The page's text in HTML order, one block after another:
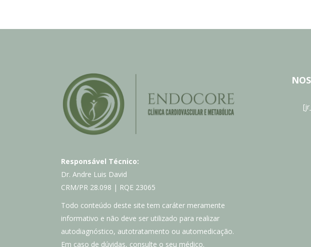
Responsável Técnico:
Dr. Andre Luis David
CRM/PR 28.098 | RQE 23065
Todo conteúdo deste site tem caráter meramente
informativo e não deve ser utilizado para realizar
autodiagnóstico, autotratamento ou automedicação.
Em caso de dúvidas, consulte o seu médico.